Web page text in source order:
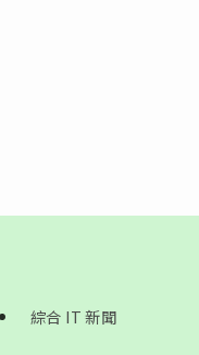
綜合 IT 新聞